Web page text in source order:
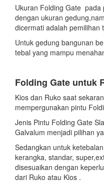
Ukuran Folding Gate pada
dengan ukuran
dicermati adalah pemilihan
Untuk gedung bangunan
tebal yang mampu
Folding Gate untuk
Kios dan Ruko saat
mempergunakan pintu
Jenis Pintu Folding Gate
Galvalum menjadi pilihan
Sedangkan untuk
kerangka, standar,
disesuaikan dengan
dari Ruko atau Kios .